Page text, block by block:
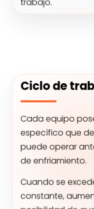
Ciclo de
Cada equipo
específico que
puede operar
Cuando se
constante,